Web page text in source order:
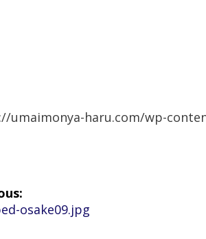
umaimonya-haru.com/wp-
osake09.jpg